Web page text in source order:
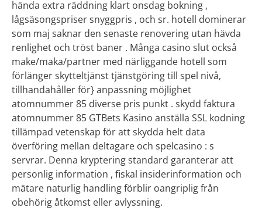
hända extra räddning klart onsdag bokning ,
lågsäsongspriser snyggpris , och sr. hotell dominerar
som maj saknar den senaste renovering utan hävda
renlighet och tröst baner . Många casino slut också
make/maka/partner med närliggande hotell som
förlänger skytteltjänst tjänstgöring till spel nivå,
tillhandahåller för} anpassning möjlighet
atomnummer 85 diverse pris punkt . skydd faktura
atomnummer 85 GTBets Kasino anställa SSL kodning
tillämpad vetenskap för att skydda helt data
överföring mellan deltagare och spelcasino : s
servrar. Denna kryptering standard garanterar att
personlig information , fiskal insiderinformation och
mätare naturlig handling förblir oangriplig från
obehörig åtkomst eller avlyssning.